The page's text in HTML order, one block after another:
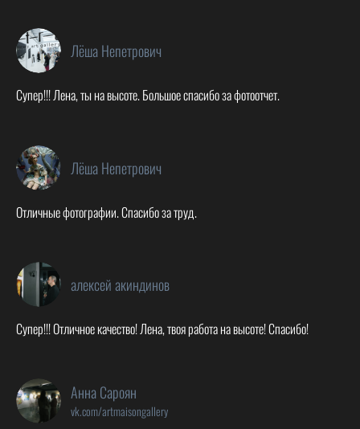
Лёша Непетрович
Супер!!! Лена, ты на высоте. Большое спасибо за фотоотчет.
Лёша Непетрович
Отличные фотографии. Спасибо за труд.
алексей акиндинов
Супер!!! Отличное качество! Лена, твоя работа на высоте! Спасибо!
Анна Сароян
vk.com/artmaisongallery